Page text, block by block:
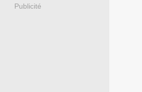
Publicité